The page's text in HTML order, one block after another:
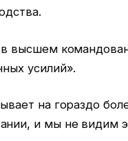
высшем
усилий».
на гораздо
и мы не видим